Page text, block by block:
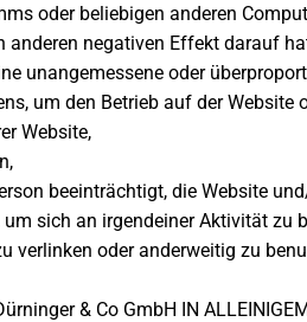
oder beliebigen anderen
anderen negativen Effekt darauf
unangemessene oder
um den Betrieb auf der
Website,
beeinträchtigt, die Website
sich an irgendeiner Aktivität zu
oder anderweitig zu
& Co GmbH IN